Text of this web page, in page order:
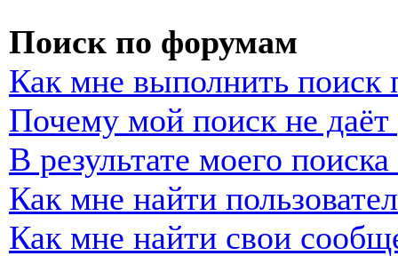
Поиск по форумам
Как мне выполнить
Почему мой поиск не даёт
В результате моего
Как мне найти
Как мне найти свои